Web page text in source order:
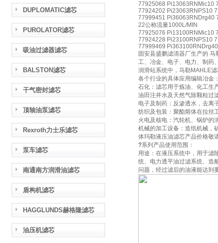
DUPLOMATIC滤芯
PUROLATOR滤芯
吸油过滤器滤芯
BALSTON滤芯
干气密封滤芯
顶轴油泵滤芯
Rexroth力士乐滤芯
泵车滤芯
南通南方润滑油滤芯
盾构机滤芯
HAGGLUNDS赫格隆滤芯
油压机滤芯
77925068 Pi13063RNMic10
77924202 Pi23063RNPS10
77999451 Pi36063RNDrg40
22公称流量1000L/MIN
77925076 Pi13100RNMic10
77924228 Pi23100RNPS10
77999469
固安县盛鹏滤清器厂生产的
工、冶金、电子、电力、制药
润滑站系统中，马勒MAHLE
各个行业的具体应用编辑冶金
石化：滤芯用于炼油、化工生
油田注井水及天然气除颗粒过
电子及制药：反渗透水，去离
纺织及包装：聚酯熔体在拉丝
火电及核电：汽轮机、锅炉的
机械的加工设备：造纸机械，
体玛勒液压油滤芯产品价格敬
?系列产品使用范围：
用途：在液压系统中，用于滤
统、电力透平油过滤系统、造
问题，经过滤后的油液能达到